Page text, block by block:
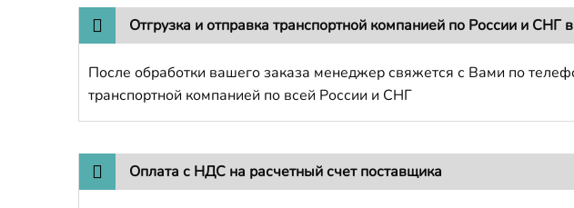
Отгрузка и отправка транспортной компанией по России и СНГ
После обработки вашего заказа менеджер свяжется с Вами по
транспортной компанией по всей России и СНГ
Оплата с НДС на расчетный счет поставщика